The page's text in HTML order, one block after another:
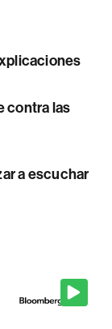
contra las
a escuchar